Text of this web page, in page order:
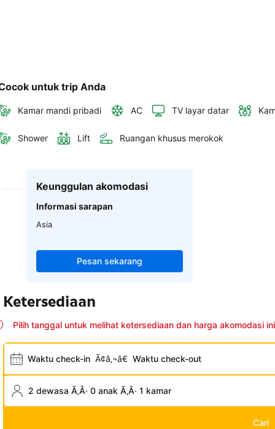
untuk trip Anda
Kamar mandi pribadi AC TV layar datar
Shower Lift Ruangan khusus merokok
Keunggulan akomodasi
Informasi sarapan
Asia
Pesan sekarang
Ketersediaan
Pilih tanggal untuk melihat ketersediaan dan harga akomodasi ini
Waktu check-in Ã¢â‚¬â€ Waktu check-out
2 dewasa Ã‚Â· 0 anak Ã‚Â· 1 kamar
Cari